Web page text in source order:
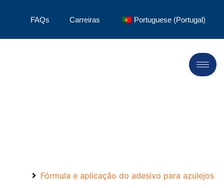
FAQs Carreiras Portuguese (Portugal)
Fórmula e aplicação do adesivo para azulejos